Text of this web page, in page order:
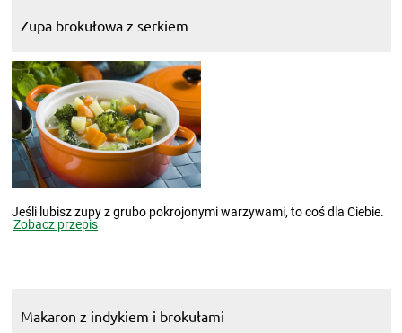
Zupa brokułowa z serkiem
Jeśli lubisz zupy z grubo pokrojonymi warzywami, to coś dla Ciebie.
Zobacz przepis
Makaron z indykiem i brokułami